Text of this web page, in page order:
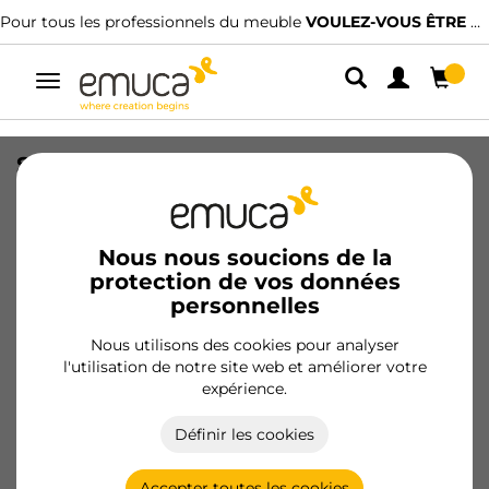
Pour tous les professionnels du meuble VOULEZ-VOUS ÊTRE CLIENT ?
Alterner
navigation
Nous nous soucions de la
protection de vos données
personnelles
Nous utilisons des cookies pour analyser
l'utilisation de notre site web et améliorer votre
expérience.
Définir les cookies
Système de fixation, Tourillons à
enfoncer, diamètre 8x35mm, Bois de
9031878/EAN 8432393124216
Fiche produit